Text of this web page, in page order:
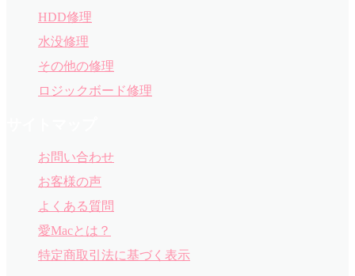
HDD修理
水没修理
その他の修理
ロジックボード修理
お問い合わせ
お客様の声
よくある質問
愛Macとは？
特定商取引法に基づく表示